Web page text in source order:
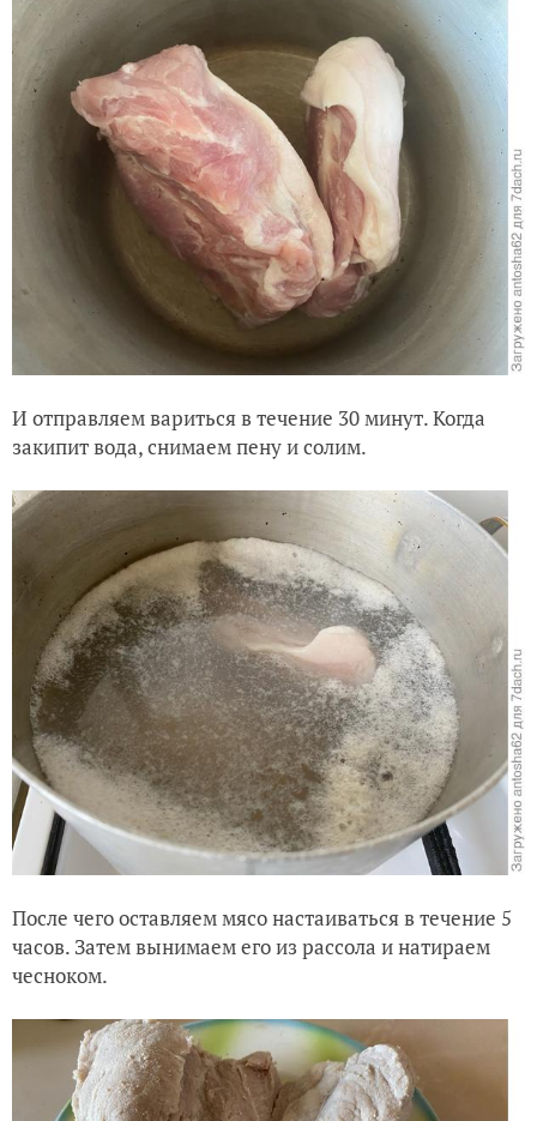
И отправляем вариться в течение 30 минут. Когда
закипит вода, снимаем пену и солим.
После чего оставляем мясо настаиваться в течение 5
часов. Затем вынимаем его из рассола и натираем
чесноком.